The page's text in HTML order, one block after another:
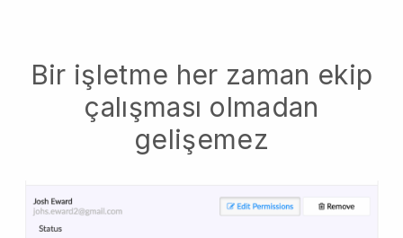
Bir işletme her zaman ekip
çalışması olmadan
gelişemez